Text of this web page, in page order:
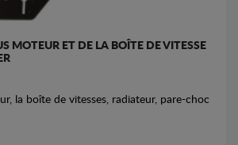
MOTEUR ET DE LA BOÎTE DE VITESSE
la boîte de vitesses, radiateur, pare-choc